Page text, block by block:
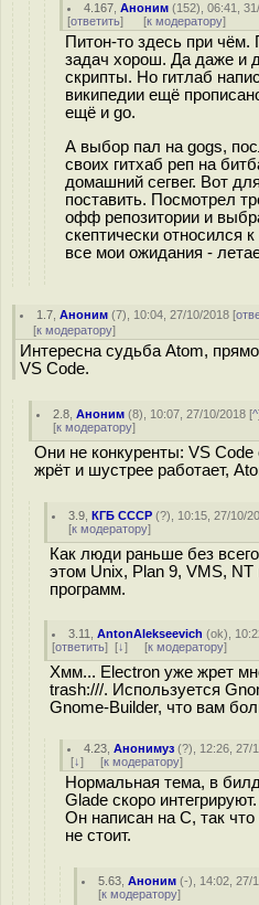
4.167 ,Аноним (152), 06:41,
[ответить] [к модератору]
Питон-то здесь при чём.
задач хорош. Да даже и
скрипты. Но гитлаб
википедии ещё
ещё и go.
А выбор пал на gogs,
своих гитхаб реп на
домашний сегвег. Вот
поставить. Посмотрел
офф репозитории и
скептически относился
все мои ожидания -
1.7 ,Аноним (7), 10:04, 27/10/2018 [
[к модератору]
Интересна судьба Atom,
VS Code.
2.8 ,Аноним (8), 10:07, 27/10/2018 [^
[к модератору]
Они не конкуренты: VS
жрёт и шустрее работает,
3.9 ,КГБ СССР (?), 10:15, 27/10/
[к модератору]
Как люди раньше без
этом Unix, Plan 9, VMS,
программ.
3.11 ,AntonAlekseevich (ok),
[ответить] [↓] [к модератору]
Хмм... Electron уже жрет
trash:///. Используется
Gnome-Builder, что вам
4.23 ,Анонимуз (?), 12:26, 27/
[↓] [к модератору]
Нормальная тема, в
Glade скоро интегрируют.
Он написан на C, так
не стоит.
5.63 ,Аноним (-), 14:02, 27/
[к модератору]